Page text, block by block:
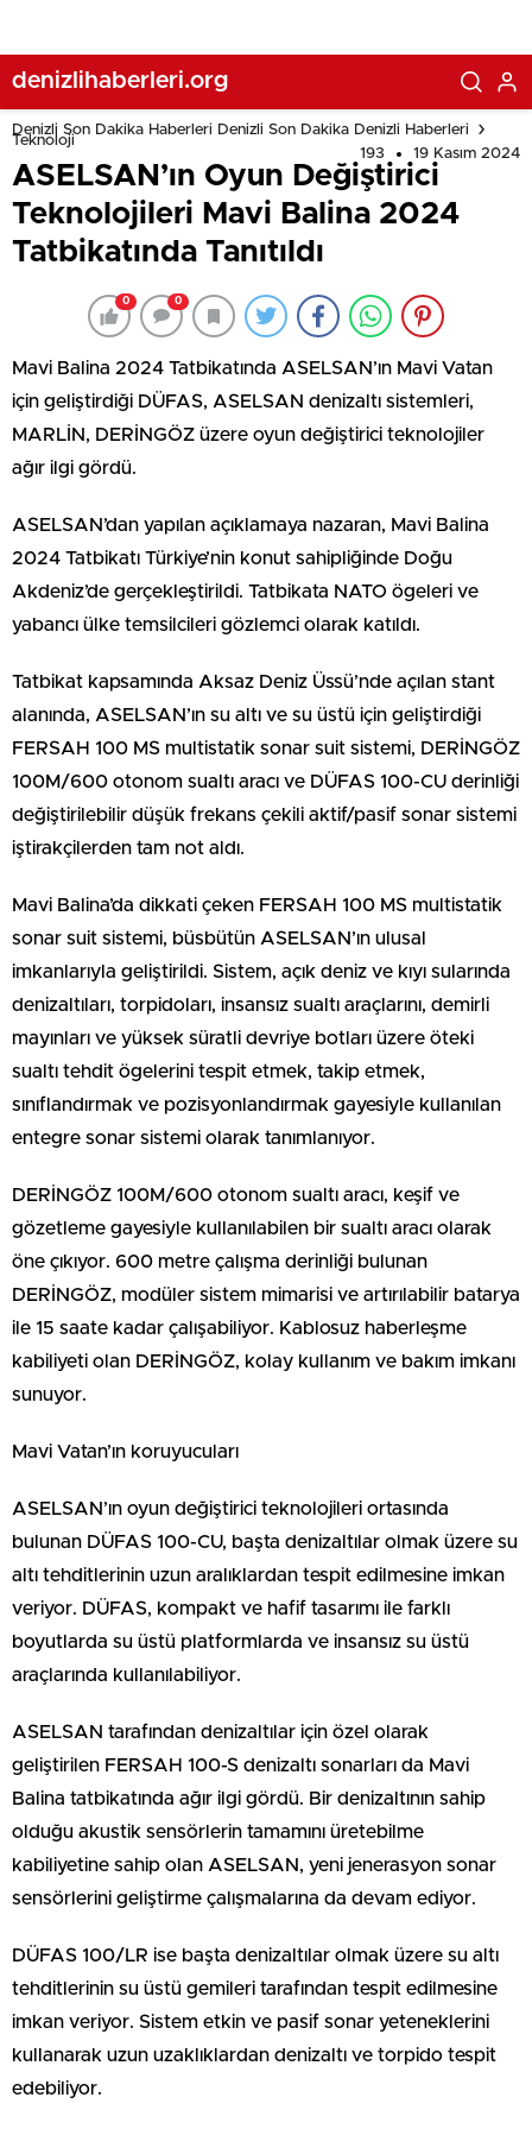
denizlihaberleri.org
Denizli Son Dakika Haberleri Denizli Son Dakika Denizli Haberleri
Teknoloji
193
19 Kasım 2024
ASELSAN’ın Oyun Değiştirici
Teknolojileri Mavi Balina 2024
Tatbikatında Tanıtıldı
0 0
Mavi Balina 2024 Tatbikatında ASELSAN’ın Mavi Vatan
için geliştirdiği DÜFAS, ASELSAN denizaltı sistemleri,
MARLİN, DERİNGÖZ üzere oyun değiştirici teknolojiler
ağır ilgi gördü.
ASELSAN’dan yapılan açıklamaya nazaran, Mavi Balina
2024 Tatbikatı Türkiye’nin konut sahipliğinde Doğu
Akdeniz’de gerçekleştirildi. Tatbikata NATO ögeleri ve
yabancı ülke temsilcileri gözlemci olarak katıldı.
Tatbikat kapsamında Aksaz Deniz Üssü’nde açılan stant
alanında, ASELSAN’ın su altı ve su üstü için geliştirdiği
FERSAH 100 MS multistatik sonar suit sistemi, DERİNGÖZ
100M/600 otonom sualtı aracı ve DÜFAS 100-CU derinliği
değiştirilebilir düşük frekans çekili aktif/pasif sonar sistemi
iştirakçilerden tam not aldı.
Mavi Balina’da dikkati çeken FERSAH 100 MS multistatik
sonar suit sistemi, büsbütün ASELSAN’ın ulusal
imkanlarıyla geliştirildi. Sistem, açık deniz ve kıyı sularında
denizaltıları, torpidoları, insansız sualtı araçlarını, demirli
mayınları ve yüksek süratli devriye botları üzere öteki
sualtı tehdit ögelerini tespit etmek, takip etmek,
sınıflandırmak ve pozisyonlandırmak gayesiyle kullanılan
entegre sonar sistemi olarak tanımlanıyor.
DERİNGÖZ 100M/600 otonom sualtı aracı, keşif ve
gözetleme gayesiyle kullanılabilen bir sualtı aracı olarak
öne çıkıyor. 600 metre çalışma derinliği bulunan
DERİNGÖZ, modüler sistem mimarisi ve artırılabilir batarya
ile 15 saate kadar çalışabiliyor. Kablosuz haberleşme
kabiliyeti olan DERİNGÖZ, kolay kullanım ve bakım imkanı
sunuyor.
Mavi Vatan’ın koruyucuları
ASELSAN’ın oyun değiştirici teknolojileri ortasında
bulunan DÜFAS 100-CU, başta denizaltılar olmak üzere su
altı tehditlerinin uzun aralıklardan tespit edilmesine imkan
veriyor. DÜFAS, kompakt ve hafif tasarımı ile farklı
boyutlarda su üstü platformlarda ve insansız su üstü
araçlarında kullanılabiliyor.
ASELSAN tarafından denizaltılar için özel olarak
geliştirilen FERSAH 100-S denizaltı sonarları da Mavi
Balina tatbikatında ağır ilgi gördü. Bir denizaltının sahip
olduğu akustik sensörlerin tamamını üretebilme
kabiliyetine sahip olan ASELSAN, yeni jenerasyon sonar
sensörlerini geliştirme çalışmalarına da devam ediyor.
DÜFAS 100/LR ise başta denizaltılar olmak üzere su altı
tehditlerinin su üstü gemileri tarafından tespit edilmesine
imkan veriyor. Sistem etkin ve pasif sonar yeteneklerini
kullanarak uzun uzaklıklardan denizaltı ve torpido tespit
edebiliyor.